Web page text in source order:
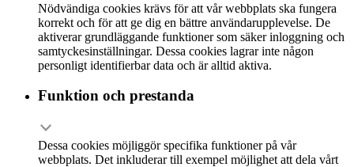
Nödvändiga cookies krävs för att vår webbplats ska fungera
korrekt och för att ge dig en bättre användarupplevelse. De
aktiverar grundläggande funktioner som säker inloggning och
samtyckesinställningar. Dessa cookies lagrar inte någon
personligt identifierbar data och är alltid aktiva.
Funktion och prestanda
Dessa cookies möjliggör specifika funktioner på vår
webbplats. Det inkluderar till exempel möjlighet att dela vårt